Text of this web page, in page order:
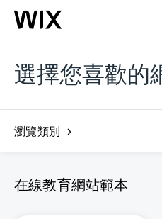
選擇您喜歡的
瀏覽類別
在線教育網站範本